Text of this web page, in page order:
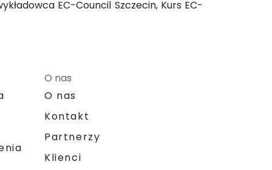
EC-Council Szczecin, Kurs EC-
O nas
O nas
Kontakt
Partnerzy
Klienci